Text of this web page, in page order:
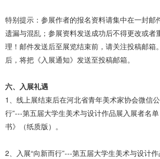
特别提示：参展作者的报名资料请集中在一封邮
遗漏与混乱；参展资料发送成功后不得更改或者
理！邮件发送后至展览结束前，请关注投稿邮箱
后，将把《入展通知》发送至投稿邮箱。
六、入展礼遇
1、线上展结束后在河北省青年美术家协会微信
行”---第五届大学生美术与设计作品展入展者名
书》（纸质版）。
2、入展“向新而行”---第五届大学生美术与设计